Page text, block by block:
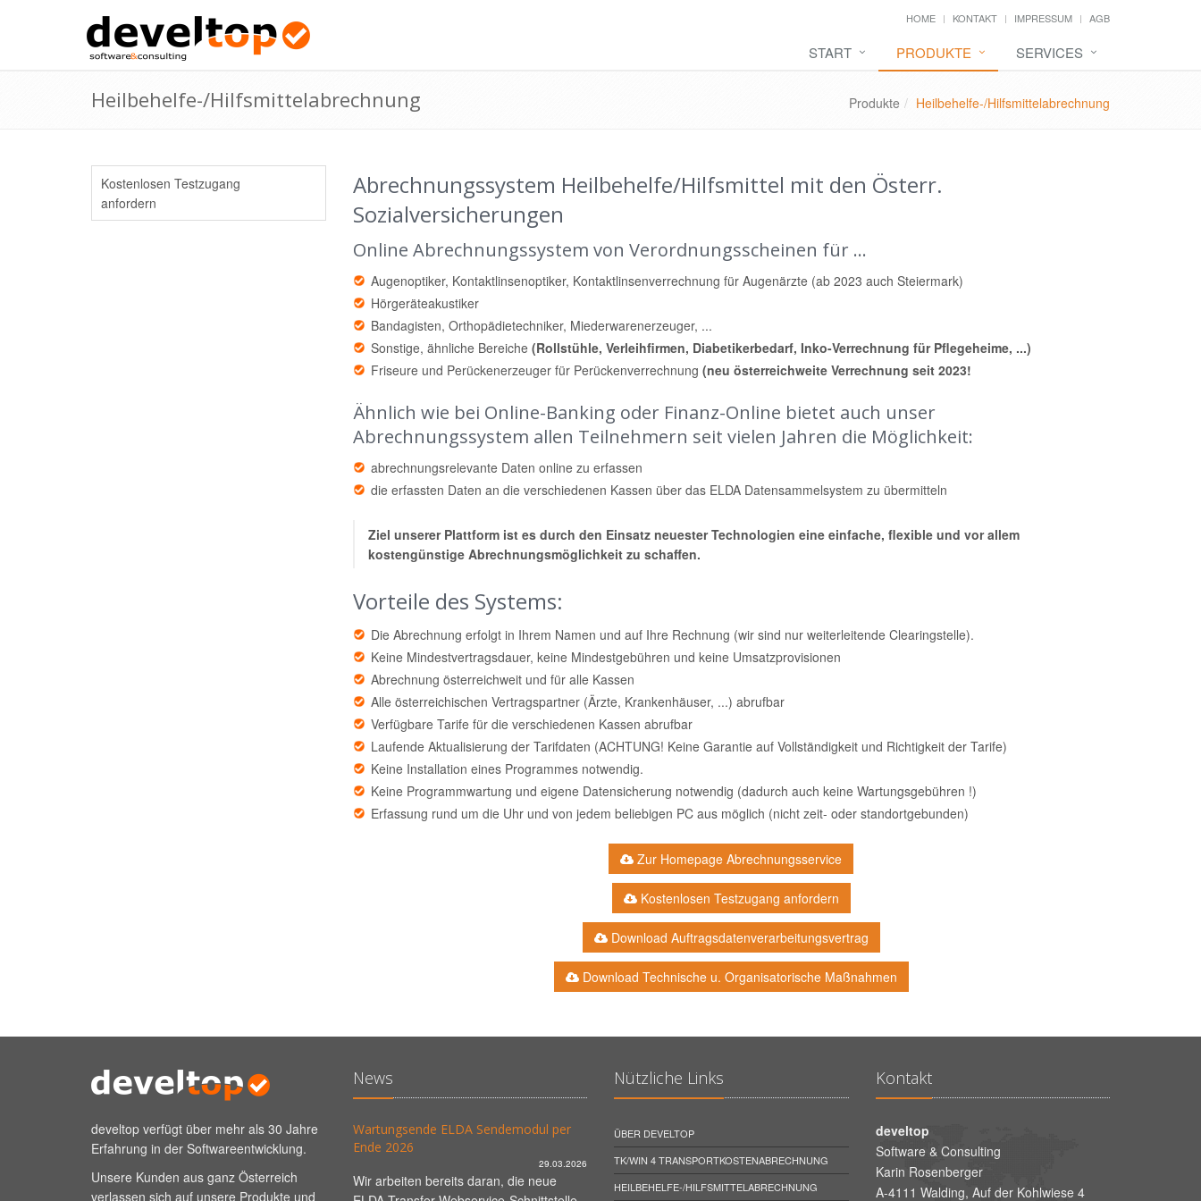
HOME KONTAKT IMPRESSUM AGB
START PRODUKTE SERVICES
Heilbehelfe-/Hilfsmittelabrechnung Produkte Heilbehelfe-/Hilfsmittelabrechnung
Kostenlosen Testzugang
anfordern
Abrechnungssystem Heilbehelfe/Hilfsmittel mit den Österr.
Sozialversicherungen
Online Abrechnungssystem von Verordnungsscheinen für ...
Augenoptiker, Kontaktlinsenoptiker, Kontaktlinsenverrechnung für Augenärzte (ab 2023 auch Steiermark)
Hörgeräteakustiker
Bandagisten, Orthopädietechniker, Miederwarenerzeuger, ...
Sonstige, ähnliche Bereiche (Rollstühle, Verleihfirmen, Diabetikerbedarf, Inko-Verrechnung für Pflegeheime, ...)
Friseure und Perückenerzeuger für Perückenverrechnung (neu österreichweite Verrechnung seit 2023!
Ähnlich wie bei Online-Banking oder Finanz-Online bietet auch unser
Abrechnungssystem allen Teilnehmern seit vielen Jahren die Möglichkeit:
abrechnungsrelevante Daten online zu erfassen
die erfassten Daten an die verschiedenen Kassen über das ELDA Datensammelsystem zu übermitteln
Ziel unserer Plattform ist es durch den Einsatz neuester Technologien eine einfache, flexible und vor allem
kostengünstige Abrechnungsmöglichkeit zu schaffen.
Vorteile des Systems:
Die Abrechnung erfolgt in Ihrem Namen und auf Ihre Rechnung (wir sind nur weiterleitende Clearingstelle).
Keine Mindestvertragsdauer, keine Mindestgebühren und keine Umsatzprovisionen
Abrechnung österreichweit und für alle Kassen
Alle österreichischen Vertragspartner (Ärzte, Krankenhäuser, ...) abrufbar
Verfügbare Tarife für die verschiedenen Kassen abrufbar
Laufende Aktualisierung der Tarifdaten (ACHTUNG! Keine Garantie auf Vollständigkeit und Richtigkeit der Tarife)
Keine Installation eines Programmes notwendig.
Keine Programmwartung und eigene Datensicherung notwendig (dadurch auch keine Wartungsgebühren !)
Erfassung rund um die Uhr und von jedem beliebigen PC aus möglich (nicht zeit- oder standortgebunden)
Zur Homepage Abrechnungsservice
Kostenlosen Testzugang anfordern
Download Auftragsdatenverarbeitungsvertrag
Download Technische u. Organisatorische Maßnahmen
develtop verfügt über mehr als 30 Jahre
Erfahrung in der Softwareentwicklung.
Unsere Kunden aus ganz Österreich
verlassen sich auf unsere Produkte und
News
Wartungsende ELDA Sendemodul per
Ende 2026
29.03.2026
Wir arbeiten bereits daran, die neue
Nützliche Links
ÜBER DEVELTOP
TK/WIN 4 TRANSPORTKOSTENABRECHNUNG
HEILBEHELFE-/HILFSMITTELABRECHNUNG
Kontakt
develtop
Software & Consulting
Karin Rosenberger
A-4111 Walding, Auf der Kohlwiese 4